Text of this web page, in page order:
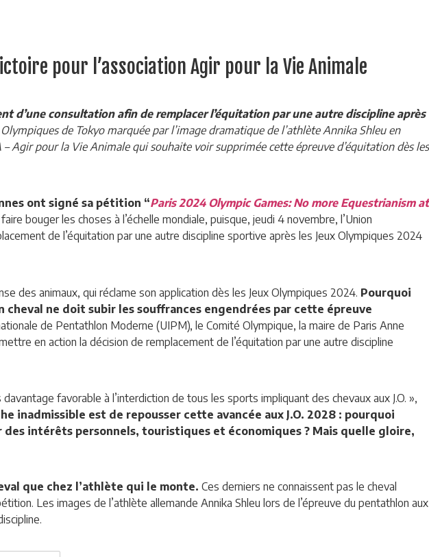
pour l’association Agir pour la Vie Animale
d’une consultation afin de remplacer l’équitation par une autre discipline après
de Tokyo marquée par l’image dramatique de l’athlète Annika Shleu en
Agir pour la Vie Animale qui souhaite voir supprimée cette épreuve d’équitation dès les
ont signé sa pétition “Paris 2024 Olympic Games: No more Equestrianism at
bouger les choses à l’échelle mondiale, puisque, jeudi 4 novembre, l’Union
de l’équitation par une autre discipline sportive après les Jeux Olympiques 2024
des animaux, qui réclame son application dès les Jeux Olympiques 2024. Pourquoi
ne doit subir les souffrances engendrées par cette épreuve
de Pentathlon Moderne (UIPM), le Comité Olympique, la maire de Paris Anne
en action la décision de remplacement de l’équitation par une autre discipline
favorable à l’interdiction de tous les sports impliquant des chevaux aux J.O. »,
inadmissible est de repousser cette avancée aux J.O. 2028 : pourquoi
intérêts personnels, touristiques et économiques ? Mais quelle gloire,
que chez l’athlète qui le monte. Ces derniers ne connaissent pas le cheval
Les images de l’athlète allemande Annika Shleu lors de l’épreuve du pentathlon aux